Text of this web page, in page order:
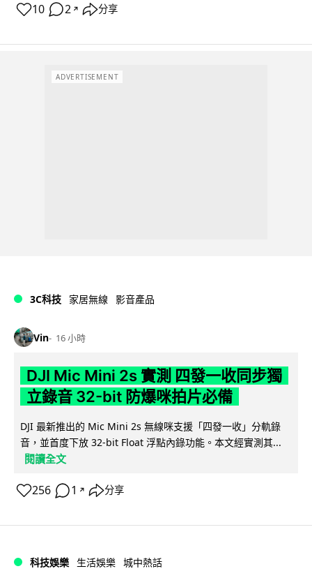
10 2 ↗ 分享
ADVERTISEMENT
3C科技 家居無線 影音產品
Vin 16 小時
DJI Mic Mini 2s 實測 四發一收同步獨
立錄音 32-bit 防爆咪拍片必備
DJI 最新推出的 Mic Mini 2s 無線咪支援「四發一收」分軌錄
音，並首度下放 32-bit Float 浮點內錄功能。本文經實測其...
閱讀全文
256 1 ↗ 分享
科技娛樂 生活娛樂 城中熱話